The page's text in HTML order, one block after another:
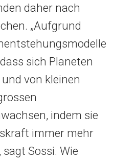
daher nach
„Aufgrund
sich Planeten
von kleinen
indem sie
immer mehr
Sossi. Wie